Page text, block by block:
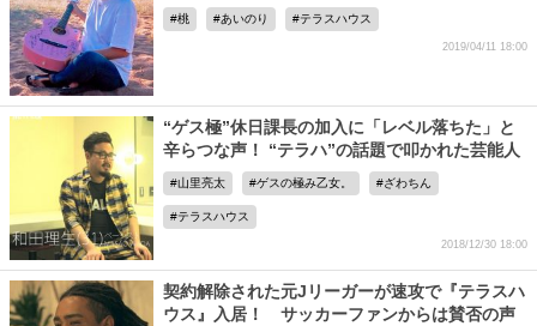
桃 あいのり テラスハウス
2019/04/11 18:00
“ゲス極”休日課長の加入に「レベル落ちた」と
辛らつな声！ “テラハ”の話題で叩かれた芸能人
山里亮太 ゲスの極み乙女。 ざわちん
テラスハウス
2018/12/30 18:00
契約解除された元Jリーガーが速攻で『テラスハ
ウス』入居！ サッカーファンからは賛否の声